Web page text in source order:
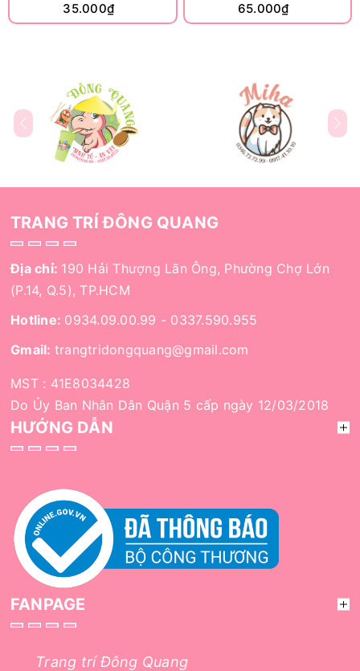
35.000₫ 65.000₫
TRANG TRÍ ĐÔNG QUANG
Địa chỉ: 190 Hải Thượng Lãn Ông, Phường Chợ Lớn
(P.14, Q.5), TP.HCM
Hotline: 0934.09.00.99 - 0337.590.955
Gmail: trangtridongquang@gmail.com
MST : 41E8034428
Do Ủy Ban Nhân Dân Quận 5 cấp ngày 12/03/2018
HƯỚNG DẪN
FANPAGE
Trang trí Đông Quang